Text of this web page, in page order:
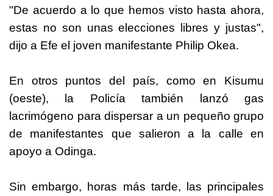
"De acuerdo a lo que hemos visto hasta ahora,
estas no son unas elecciones libres y justas",
dijo a Efe el joven manifestante Philip Okea.
En otros puntos del país, como en Kisumu
(oeste), la Policía también lanzó gas
lacrimógeno para dispersar a un pequeño grupo
de manifestantes que salieron a la calle en
apoyo a Odinga.
Sin embargo, horas más tarde, las principales